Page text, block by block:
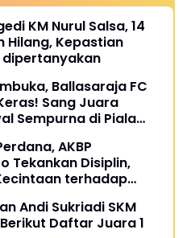
KM Nurul Salsa, 14
Hilang, Kepastian
dipertanyakan
Ballasaraja FC
Sang Juara
Sempurna di Piala
AKBP
Tekankan Disiplin,
terhadap
Andi Sukriadi SKM
Daftar Juara 1